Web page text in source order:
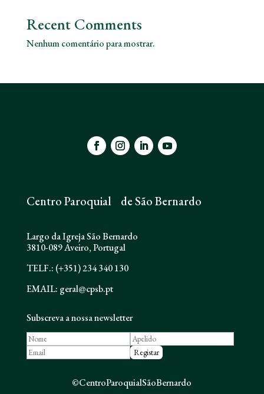
Recent Comments
Nenhum comentário para mostrar.
Centro Paroquial de São Bernardo
Largo da Igreja São Bernardo
3810-089 Aveiro, Portugal
TELF.: (+351) 234 340 130
EMAIL: geral@cpsb.pt
Subscreva a nossa newsletter
©CentroParoquialSãoBernardo